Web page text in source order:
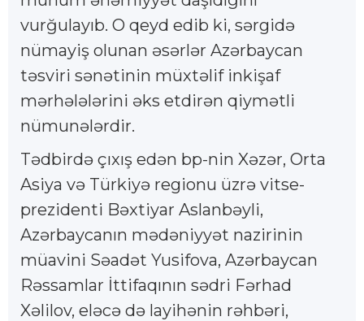
vurğulayıb. O qeyd edib ki, sərgidə
nümayiş olunan əsərlər Azərbaycan
təsviri sənətinin müxtəlif inkişaf
mərhələlərini əks etdirən qiymətli
nümunələrdir.
Tədbirdə çıxış edən bp-nin Xəzər, Orta
Asiya və Türkiyə regionu üzrə vitse-
prezidenti Bəxtiyar Aslanbəyli,
Azərbaycanın mədəniyyət nazirinin
müavini Səadət Yusifova, Azərbaycan
Rəssamlar İttifaqının sədri Fərhad
Xəlilov, eləcə də layihənin rəhbəri,